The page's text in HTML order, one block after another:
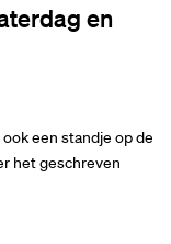
en
een standje op de
het geschreven